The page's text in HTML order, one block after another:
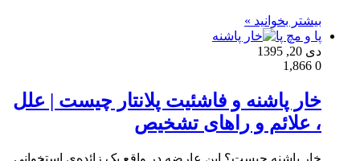
بیشتر بخوانید »
پا و مچ پا
دی 20, 1395
0
خار پاشنه و فاشئیت پلانتار چیست | علل
، علائم و راهای تشخیص
خار پاشنه چیست؟ این عارضه در واقع یک زائده‌ی استخوانی